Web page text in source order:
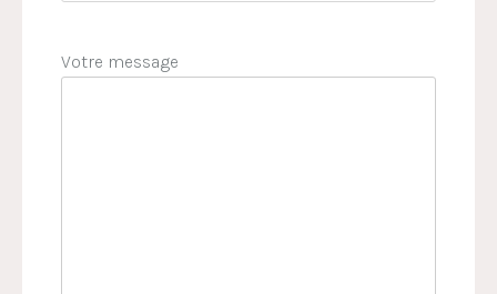
Votre message